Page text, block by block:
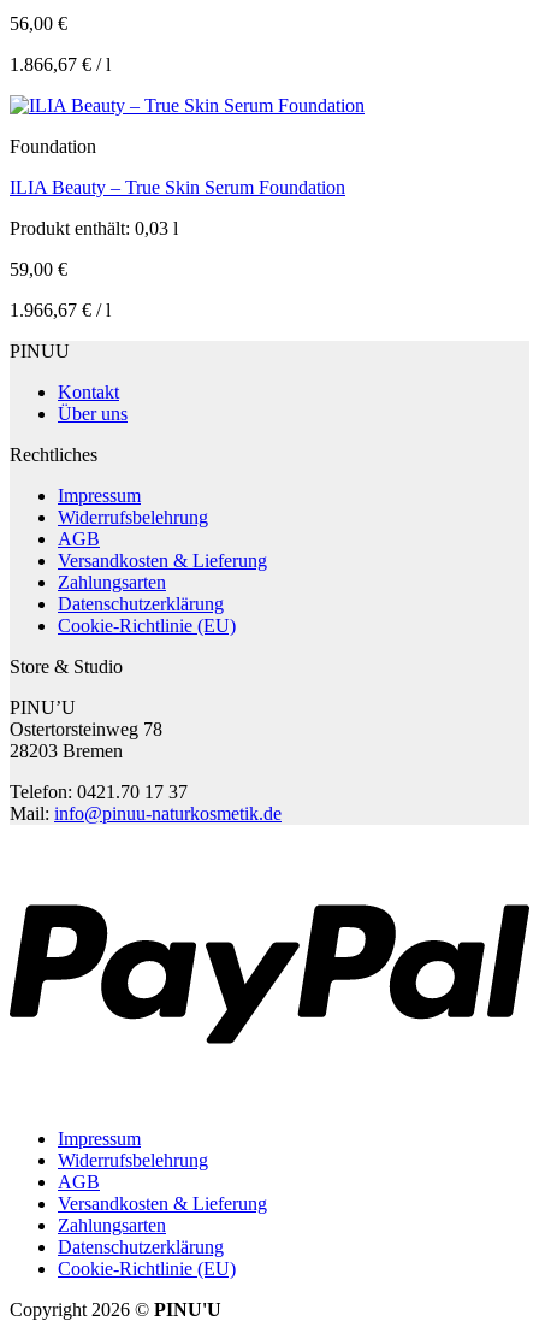
56,00 €
1.866,67 € /l
Foundation
ILIA Beauty – True Skin Serum Foundation
Produkt enthält: 0,03 l
59,00 €
1.966,67 € /l
PINUU
Kontakt
Über uns
Rechtliches
Impressum
Widerrufsbelehrung
AGB
Versandkosten & Lieferung
Zahlungsarten
Datenschutzerklärung
Cookie-Richtlinie (EU)
Store & Studio
PINU’U
Ostertorsteinweg 78
28203 Bremen
Telefon: 0421.70 17 37
Mail: info@pinuu-naturkosmetik.de
Impressum
Widerrufsbelehrung
AGB
Versandkosten & Lieferung
Zahlungsarten
Datenschutzerklärung
Cookie-Richtlinie (EU)
Copyright 2026 © PINU'U